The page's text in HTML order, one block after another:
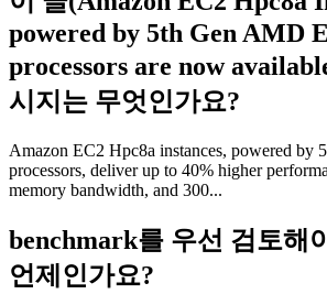
powered by 5th Gen AMD
processors are now
시지는 무엇인가요?
Amazon EC2 Hpc8a instances, powered by
processors, deliver up to 40% higher
memory bandwidth, and 300...
benchmark를 우선 검토해
언제인가요?